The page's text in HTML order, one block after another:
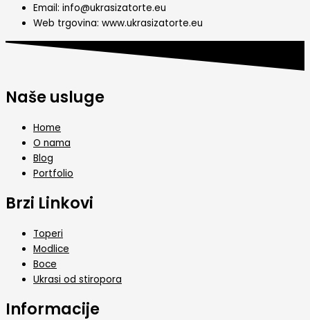
Email: info@ukrasizatorte.eu
Web trgovina: www.ukrasizatorte.eu
Naše usluge
Home
O nama
Blog
Portfolio
Brzi Linkovi
Toperi
Modlice
Boce
Ukrasi od stiropora
Informacije